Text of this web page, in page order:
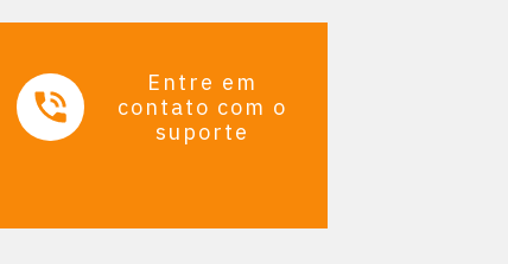
Entre em
contato com o
suporte